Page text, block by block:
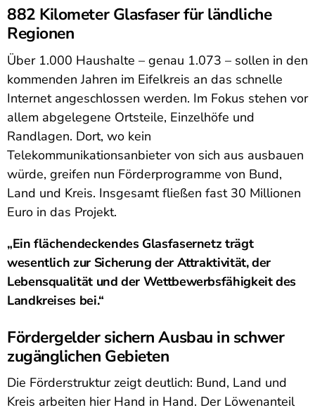
882 Kilometer Glasfaser für ländliche
Regionen
Über 1.000 Haushalte – genau 1.073 – sollen in den
kommenden Jahren im Eifelkreis an das schnelle
Internet angeschlossen werden. Im Fokus stehen vor
allem abgelegene Ortsteile, Einzelhöfe und
Randlagen. Dort, wo kein
Telekommunikationsanbieter von sich aus ausbauen
würde, greifen nun Förderprogramme von Bund,
Land und Kreis. Insgesamt fließen fast 30 Millionen
Euro in das Projekt.
„Ein flächendeckendes Glasfasernetz trägt
wesentlich zur Sicherung der Attraktivität, der
Lebensqualität und der Wettbewerbsfähigkeit des
Landkreises bei.“
Fördergelder sichern Ausbau in schwer
zugänglichen Gebieten
Die Förderstruktur zeigt deutlich: Bund, Land und
Kreis arbeiten hier Hand in Hand. Der Löwenanteil